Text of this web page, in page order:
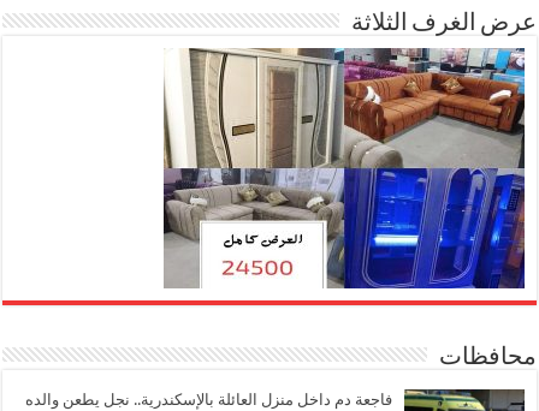
عرض الغرف الثلاثة
محافظات
فاجعة دم داخل منزل العائلة بالإسكندرية.. نجل يطعن والده